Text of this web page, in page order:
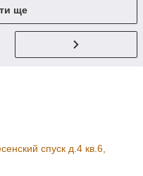
ще
спуск д.4 кв.6,